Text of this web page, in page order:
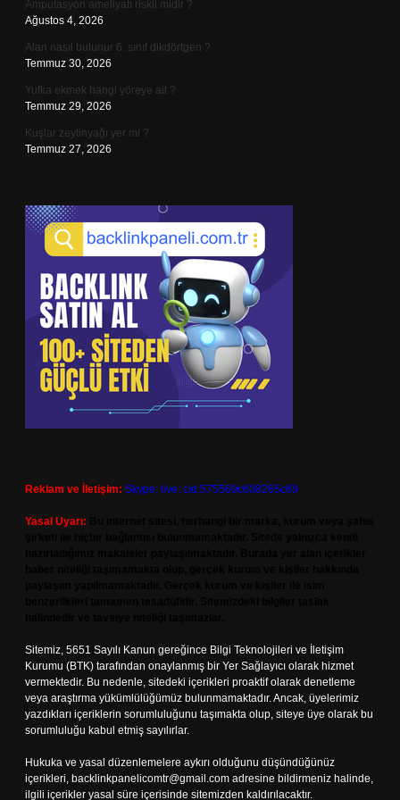
Amputasyon ameliyatı riskli midir ?
Ağustos 4, 2026
Alan nasıl bulunur 6. sınıf dikdörtgen ?
Temmuz 30, 2026
Yufka ekmek hangi yöreye ait ?
Temmuz 29, 2026
Kuşlar zeytinyağı yer mi ?
Temmuz 27, 2026
Reklam ve İletişim: Skype: live:.cid.575569c608265c69
Yasal Uyarı:
Sitemiz, 5651 Sayılı Kanun gereğince Bilgi Teknolojileri ve İletişim
Kurumu (BTK) tarafından onaylanmış bir Yer Sağlayıcı olarak hizmet
vermektedir. Bu nedenle, sitedeki içerikleri proaktif olarak denetleme
veya araştırma yükümlülüğümüz bulunmamaktadır. Ancak, üyelerimiz
yazdıkları içeriklerin sorumluluğunu taşımakta olup, siteye üye olarak bu
sorumluluğu kabul etmiş sayılırlar.
Hukuka ve yasal düzenlemelere aykırı olduğunu düşündüğünüz
içerikleri, backlinkpanelicomtr@gmail.com adresine bildirmeniz halinde,
ilgili içerikler yasal süre içerisinde sitemizden kaldırılacaktır.